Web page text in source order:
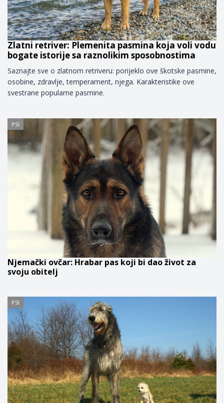
Zlatni retriver: Plemenita pasmina koja voli vodu
bogate istorije sa raznolikim sposobnostima
Saznajte sve o zlatnom retriveru: porijeklo ove škotske pasmine,
osobine, zdravlje, temperament, njega. Karakteristike ove
svestrane popularne pasmine.
PSI
Njemački ovčar: Hrabar pas koji bi dao život za
svoju obitelj
PSI